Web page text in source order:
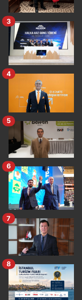
3
4
5
6
7
8